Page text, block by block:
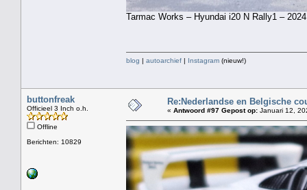
Tarmac Works – Hyundai i20 N Rally1 –
blog | autoarchief | Instagram (nieuw!)
buttonfreak
Officieel 3 Inch o.h.
Offline
Berichten: 10829
Re:Nederlandse en Belgische
« Antwoord #97 Gepost op: Januari 12,